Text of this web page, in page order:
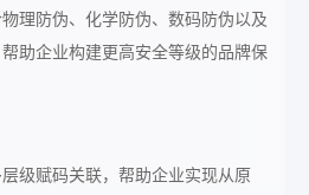
理防伪、化学防伪、数码防伪以及
助企业构建更高安全等级的品牌保
级赋码关联，帮助企业实现从原